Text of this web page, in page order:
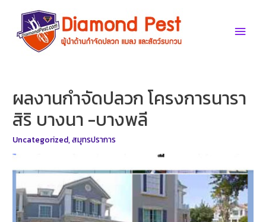
content
Main
ผลงานกำจัดปลวก โครงการนารา
สิริ บางนา -บางพลี
Uncategorized,สมุทรปราการ